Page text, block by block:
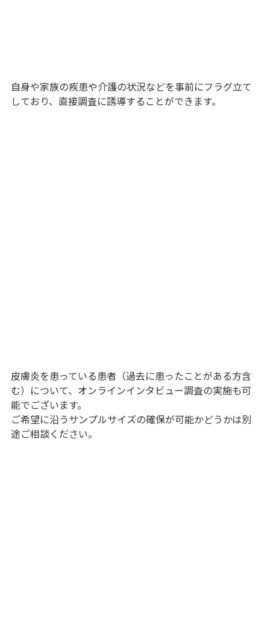
自身や家族の疾患や介護の状況などを事前にフラグ立て
しており、直接調査に誘導することができます。
皮膚炎を患っている患者（過去に患ったことがある方含
む）について、オンラインインタビュー調査の実施も可
能でございます。
ご希望に沿うサンプルサイズの確保が可能かどうかは別
途ご相談ください。